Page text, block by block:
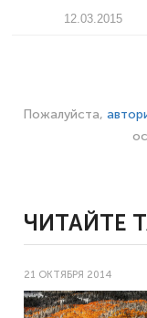
12.03.2015
Пожалуйста,
ЧИТАЙТЕ
21 ОКТЯБРЯ 2014